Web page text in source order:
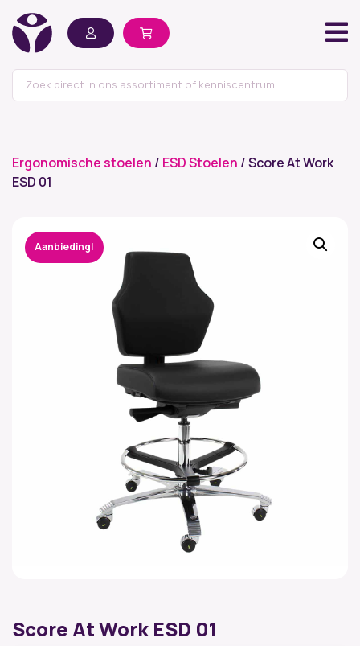
Ergonomische stoelen / ESD Stoelen / Score At Work
ESD 01
Aanbieding!
Score At Work ESD 01